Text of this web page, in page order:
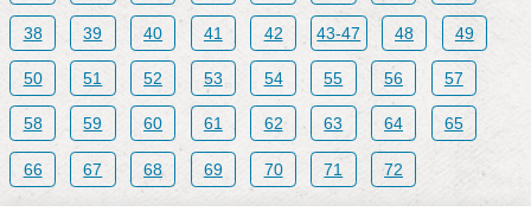
38 39 40 41 42 43-47 48 49
50 51 52 53 54 55 56 57
58 59 60 61 62 63 64 65
66 67 68 69 70 71 72